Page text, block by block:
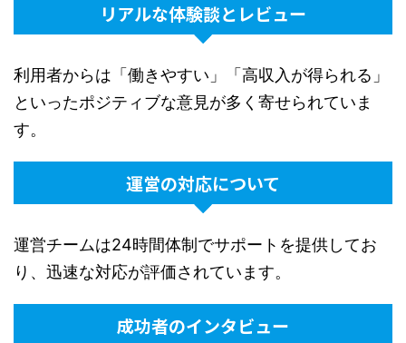
リアルな体験談とレビュー
利用者からは「働きやすい」「高収入が得られる」
といったポジティブな意見が多く寄せられていま
す。
運営の対応について
運営チームは24時間体制でサポートを提供してお
り、迅速な対応が評価されています。
成功者のインタビュー